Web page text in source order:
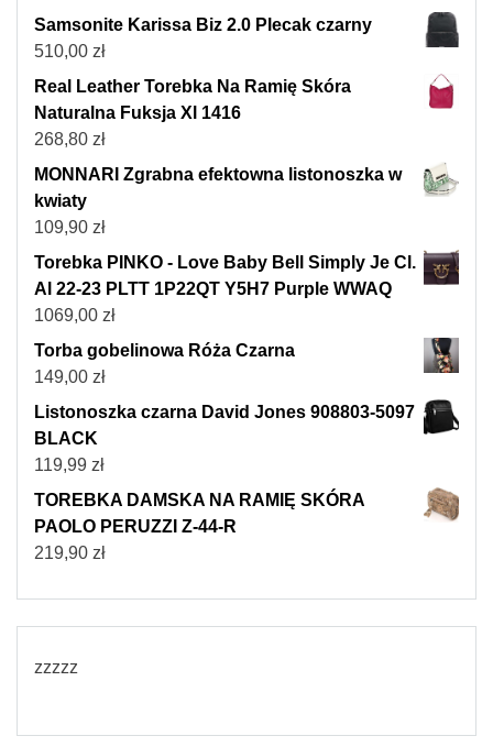
Samsonite Karissa Biz 2.0 Plecak czarny
510,00 zł
Real Leather Torebka Na Ramię Skóra
Naturalna Fuksja Xl 1416
268,80 zł
MONNARI Zgrabna efektowna listonoszka w
kwiaty
109,90 zł
Torebka PINKO - Love Baby Bell Simply Je Cl.
Al 22-23 PLTT 1P22QT Y5H7 Purple WWAQ
1069,00 zł
Torba gobelinowa Róża Czarna
149,00 zł
Listonoszka czarna David Jones 908803-5097
BLACK
119,99 zł
TOREBKA DAMSKA NA RAMIĘ SKÓRA
PAOLO PERUZZI Z-44-R
219,90 zł
zzzzz